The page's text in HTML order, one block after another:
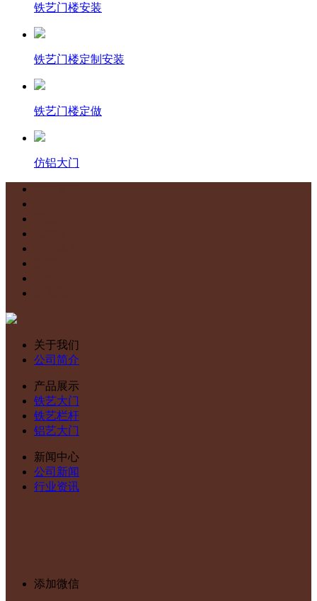
铁艺门楼安装
铁艺门楼定制安装
铁艺门楼定做
仿铝大门
关于我们
公司简介
产品展示
铁艺大门
铁艺栏杆
铝艺大门
新闻中心
公司新闻
行业资讯
添加微信